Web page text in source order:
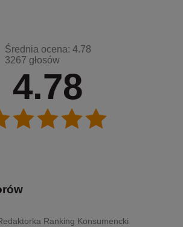
4.78
Średnia ocena: 4.78
3267 głosów
Ranking Konsumencki